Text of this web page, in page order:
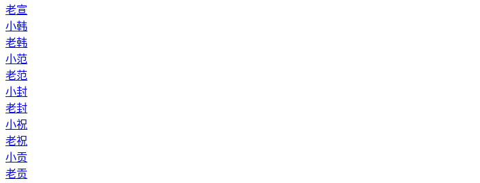
老宣
小韩
老韩
小范
老范
小封
老封
小祝
老祝
小贡
老贡